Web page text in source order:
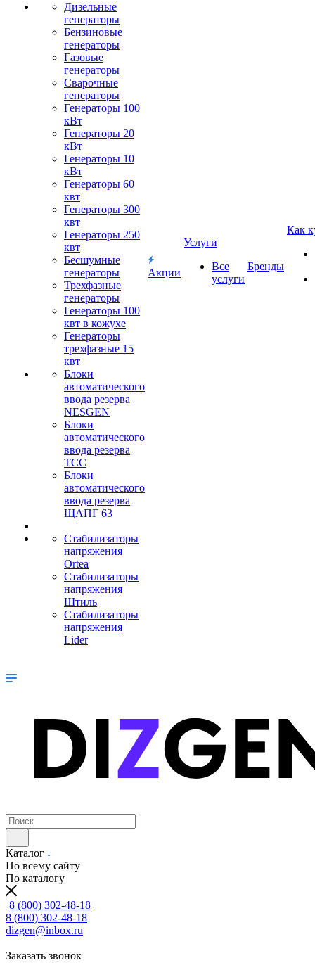
Дизельные
генераторы
Бензиновые
генераторы
Газовые
генераторы
Сварочные
генераторы
Генераторы 100
кВт
Генераторы 20
кВт
Генераторы 10
кВт
Генераторы 60
квт
Генераторы 300
квт
Генераторы 250
квт
Бесшумные
генераторы
Трехфазные
генераторы
Генераторы 100
квт в кожухе
Генераторы
трехфазные 15
квт
Блоки
автоматического
ввода резерва
NESGEN
Блоки
автоматического
ввода резерва
ТСС
Блоки
автоматического
ввода резерва
ЩАПГ 63
Стабилизаторы
напряжения
Ortea
Стабилизаторы
напряжения
Штиль
Стабилизаторы
напряжения
Lider
Акции
Услуги
Все
услуги
Бренды
Как
Каталог
По всему сайту
По каталогу
8 (800) 302-48-18
8 (800) 302-48-18
dizgen@inbox.ru
Заказать звонок